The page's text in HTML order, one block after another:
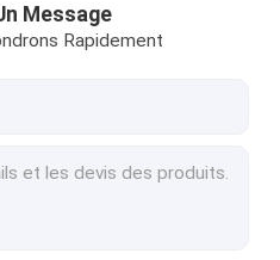
Message
Rapidement